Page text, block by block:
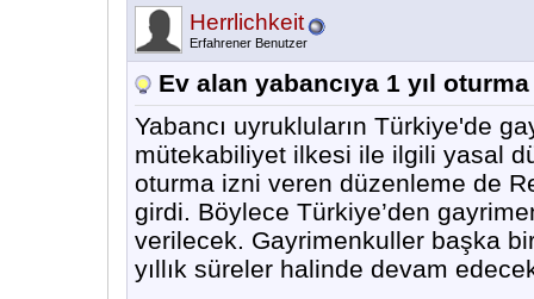
Herrlichkeit
Erfahrener Benutzer
Ev alan yabancıya 1 yıl
Yabancı uyrukluların Türkiye'de
mütekabiliyet ilkesi ile ilgili yasal
oturma izni veren düzenleme de
girdi. Böylece Türkiye’den
verilecek. Gayrimenkuller başka
yıllık süreler halinde devam